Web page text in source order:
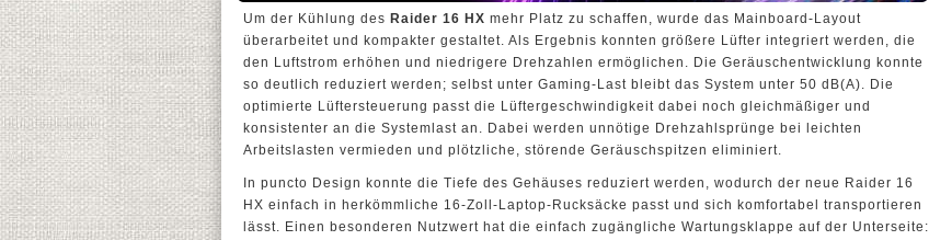
Um der Kühlung des Raider 16 HX mehr Platz zu schaffen, wurde das Mainboard-Layout
überarbeitet und kompakter gestaltet. Als Ergebnis konnten größere Lüfter integriert werden, die
den Luftstrom erhöhen und niedrigere Drehzahlen ermöglichen. Die Geräuschentwicklung konnte
so deutlich reduziert werden; selbst unter Gaming-Last bleibt das System unter 50 dB(A). Die
optimierte Lüftersteuerung passt die Lüftergeschwindigkeit dabei noch gleichmäßiger und
konsistenter an die Systemlast an. Dabei werden unnötige Drehzahlsprünge bei leichten
Arbeitslasten vermieden und plötzliche, störende Geräuschspitzen eliminiert.
In puncto Design konnte die Tiefe des Gehäuses reduziert werden, wodurch der neue Raider 16
HX einfach in herkömmliche 16-Zoll-Laptop-Rucksäcke passt und sich komfortabel transportieren
lässt. Einen besonderen Nutzwert hat die einfach zugängliche Wartungsklappe auf der Unterseite: